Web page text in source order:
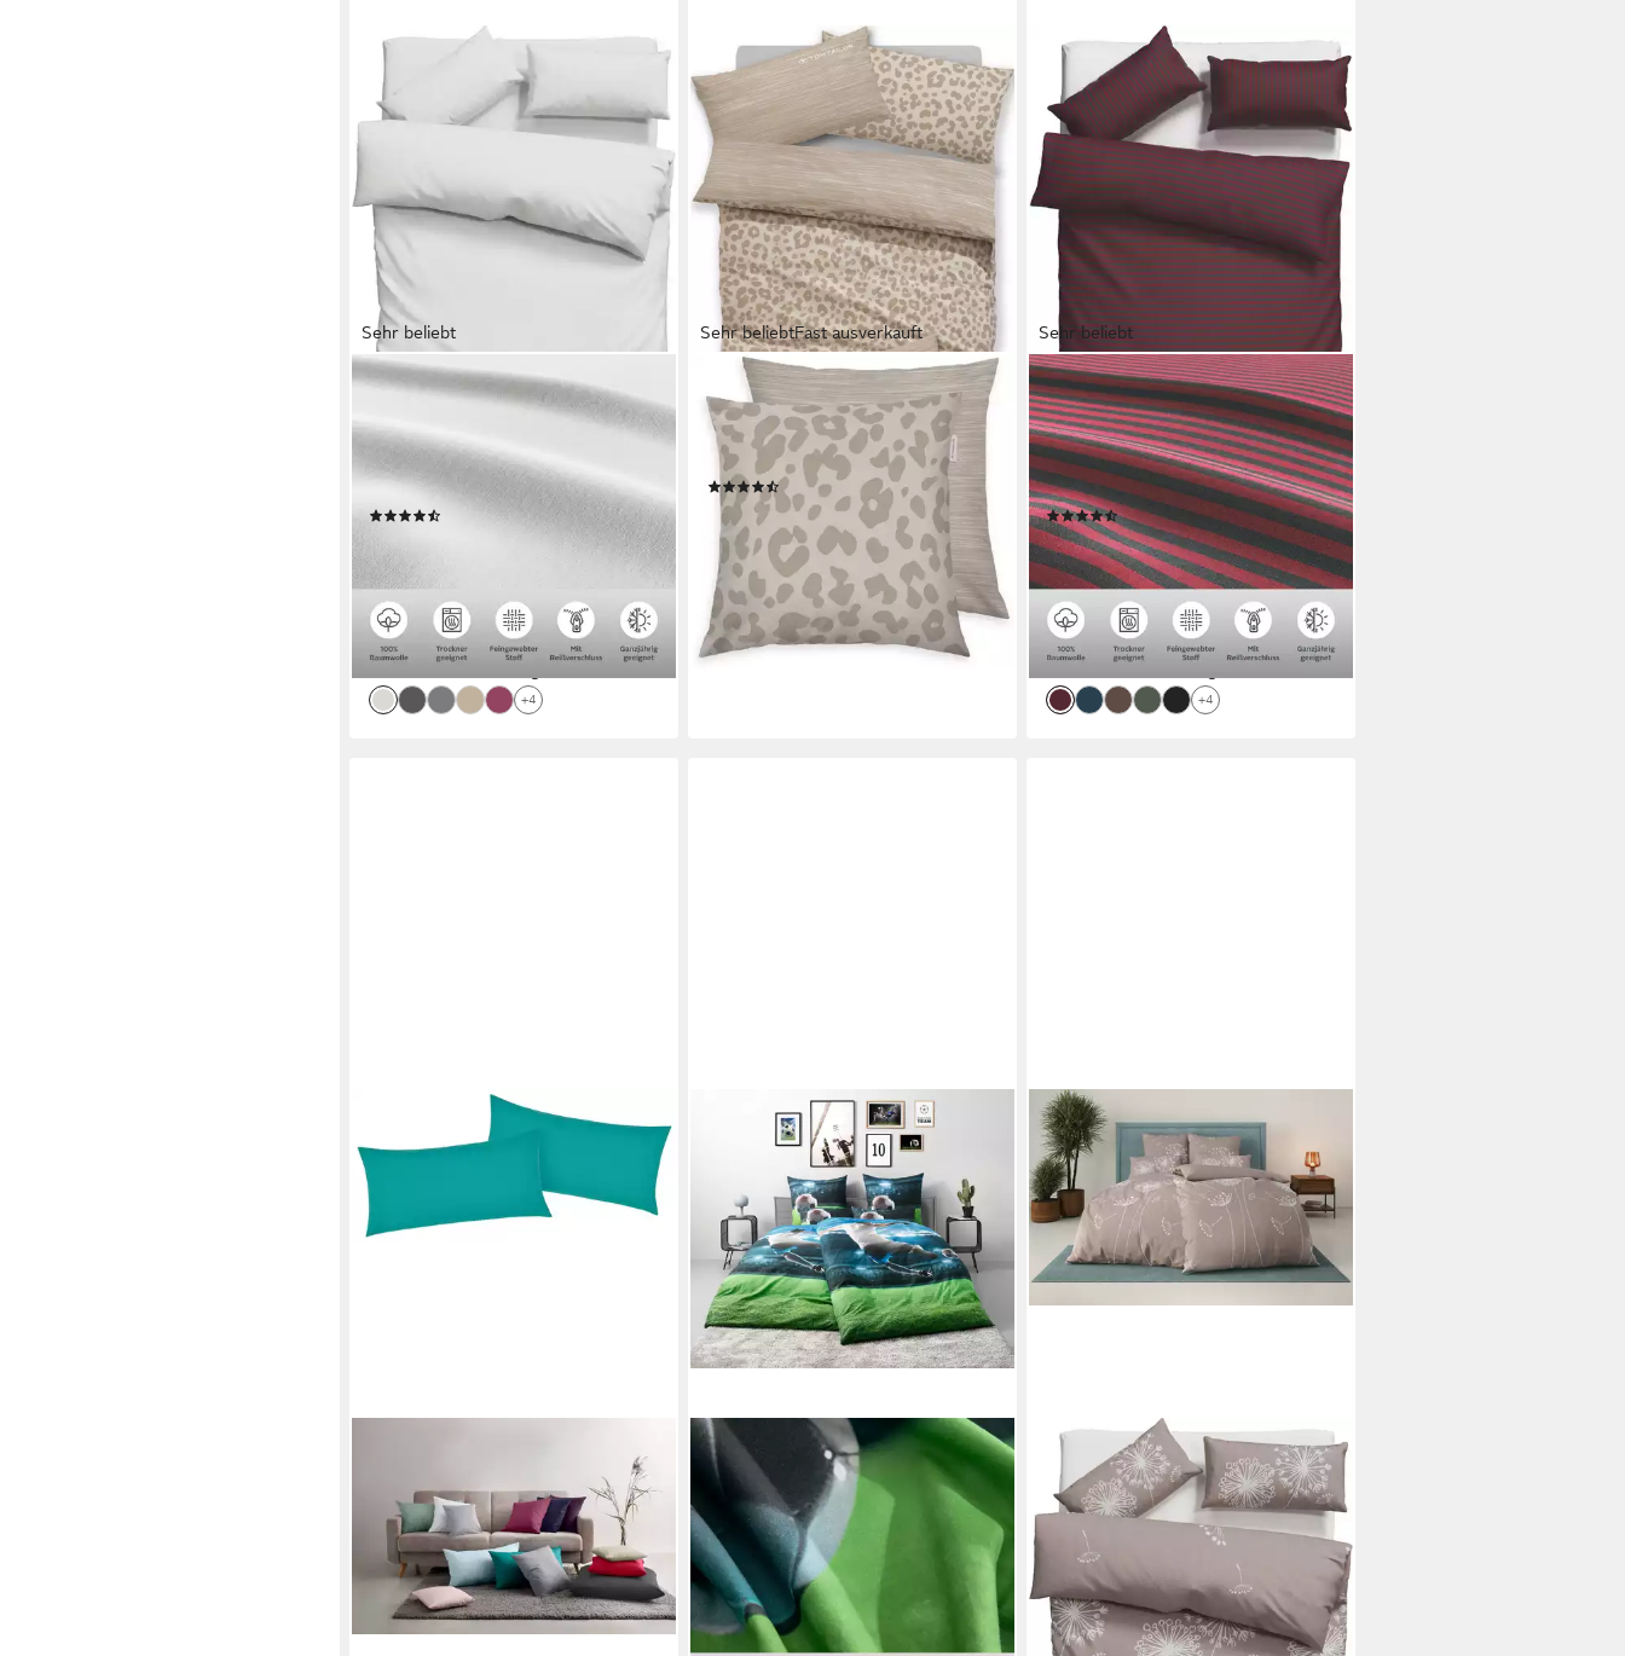
Sehr beliebt
OTTO HOME
Bettwäsche Luisa, Renforcé, 2 teilig,
4 Qualitäten für dein perfektes
Schlafgefühl (von Komfort bis
Premium)
-55%
+4
Sehr beliebtFast ausverkauft
TOM TAILOR HOME
Bettwäsche Ellja, Renforcé, 3 teilig,
in Gr. 135x200 oder 155x220 cm,
100% Baumwolle, Leo Design
(49)
29,49 € UVP39,99 €
-26%
lieferbar - in 1-2 Werktagen bei dir
Sehr beliebt
BRUNO BANANI
Bettwäsche Jassen, Renforcé, 2
teilig, moderne Bettwäsche aus
Baumwolle, Streifen-Design,
mehrere Qualitäten
(669)
ab 22,99 € UVP40,99 €
-44%
+4